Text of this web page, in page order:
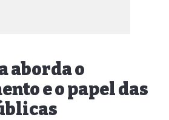
aborda o
e o papel das